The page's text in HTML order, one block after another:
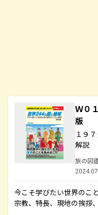
Ｗ０
版
１９
解説
旅の図
今こそ学びたい世界のこ
宗教、特長、現地の挨拶